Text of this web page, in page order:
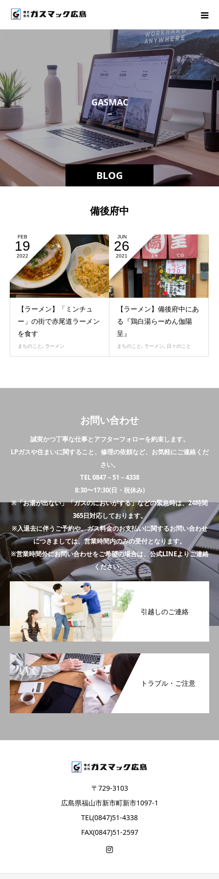
BLOG
GASMAC
－スタッ
備後府中
FEB
19
2022
【ラーメン】「ミンチュ
ー」の街で赤尾道ラーメン
を食す
まちのこと, ラーメン
JUN
26
2021
【ラーメン】備後府中にあ
る『鶏白湯らーめん伽陽
呈』
まちのこと, ラーメン, 日々のこと
お問い合わせ
誠実かつ丁寧な仕事とアフターフォローを約束します。
LPガスや住まいに関すること、修理の依頼など、お気軽にご連絡くだ
さい。
TEL 0847－51－4338
8:30〜17:30(日・祝休み)
※「お湯が出ない」「ガスのにおいがする」などの緊急時は、24時間
365日対応しております。
※入退去に伴うご予約や、ガス料金のお支払いに関するお問い合わせ
につきましては、営業時間内のみの受付となります。
※営業時間外にお問い合わせをご希望の場合は、公式LINEよりご連絡
ください。
引越しのご連絡
トラブル・ご注意
〒729-3103
広島県福山市新市町新市1097-1
TEL(0847)51-4338
FAX(0847)51-2597